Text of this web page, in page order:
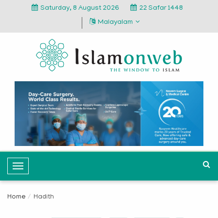
Saturday, 8 August 2026
22 Safar 1448
Malayalam
T
o
Home Hadith